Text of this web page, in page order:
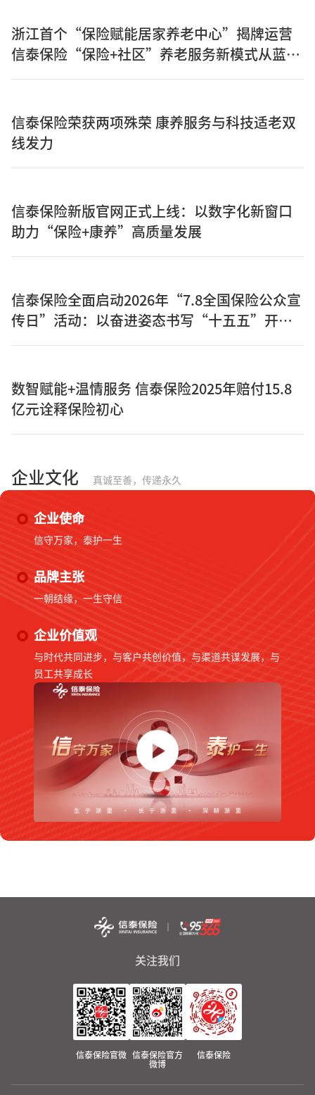
浙江首个“保险赋能居家养老中心”揭牌运营
信泰保险“保险+社区”养老服务新模式从蓝图
信泰保险荣获两项殊荣 康养服务与科技适老双
线发力
信泰保险新版官网正式上线：以数字化新窗口
助力“保险+康养”高质量发展
信泰保险全面启动2026年“7.8全国保险公众宣
传日”活动：以奋进姿态书写“十五五”开局
数智赋能+温情服务 信泰保险2025年赔付15.8
亿元诠释保险初心
企业文化 真诚至善，传递永久
企业使命
信守万家，泰护一生
品牌主张
一朝结缘，一生守信
企业价值观
与时代共同进步，与客户共创价值，与渠道共谋发展，与
员工共享成长
关注我们
信泰保险官微
信泰保险官方
微博
信泰保险